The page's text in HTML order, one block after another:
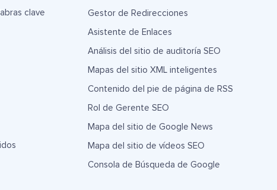
clave Gestor de Redirecciones
Asistente de Enlaces
Análisis del sitio de auditoría SEO
Mapas del sitio XML inteligentes
Contenido del pie de página de RSS
Rol de Gerente SEO
Mapa del sitio de Google News
Mapa del sitio de vídeos SEO
Consola de Búsqueda de Google